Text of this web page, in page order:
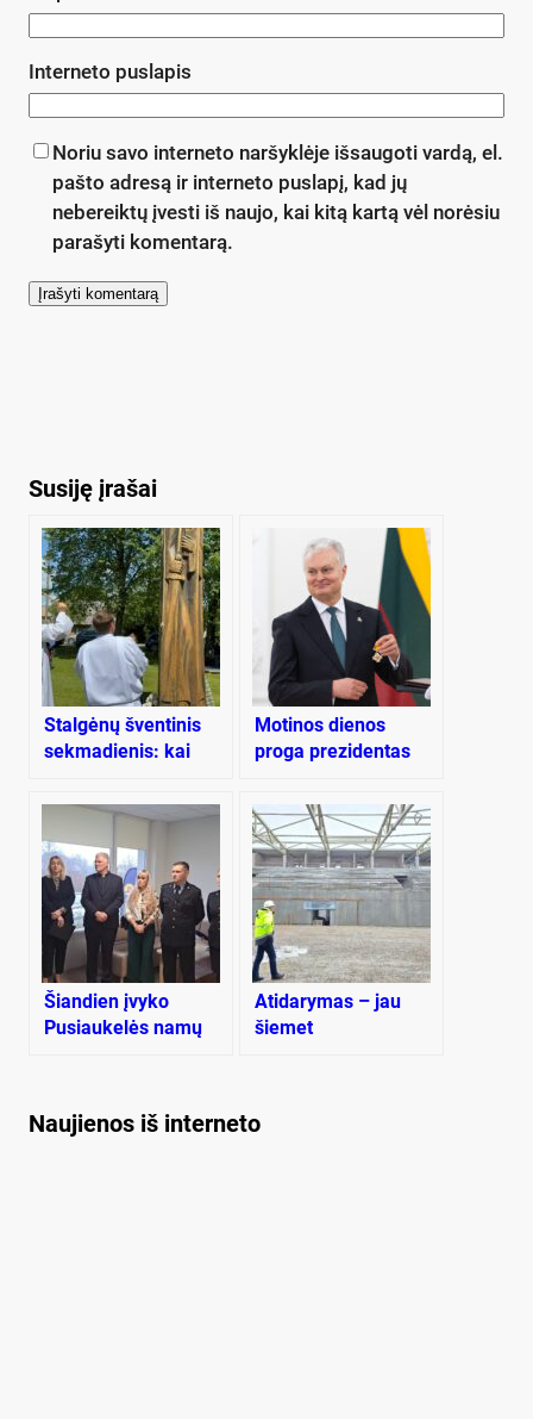
Interneto puslapis
Noriu savo interneto naršyklėje išsaugoti vardą, el.
pašto adresą ir interneto puslapį, kad jų
nebereiktų įvesti iš naujo, kai kitą kartą vėl norėsiu
parašyti komentarą.
Susiję įrašai
Stalgėnų šventinis
sekmadienis: kai
tampa istorija
Motinos dienos
proga prezidentas
mamų ir globėjų
Šiandien įvyko
Pusiaukelės namų
Atidarymas – jau
šiemet
Naujienos iš interneto